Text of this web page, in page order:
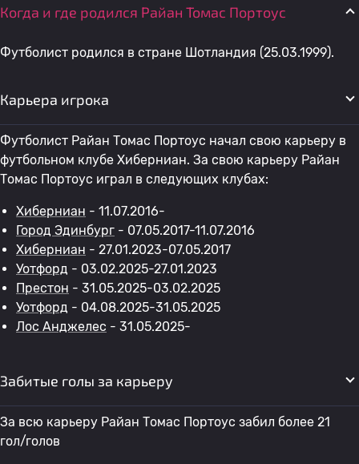
Когда и где родился Райан Томас Портоус
Футболист родился в стране Шотландия (25.03.1999).
Карьера игрока
Футболист Райан Томас Портоус начал свою карьеру в
футбольном клубе Хиберниан. За свою карьеру Райан
Томас Портоус играл в следующих клубах:
Хиберниан - 11.07.2016-
Город Эдинбург - 07.05.2017-11.07.2016
Хиберниан - 27.01.2023-07.05.2017
Уотфорд - 03.02.2025-27.01.2023
Престон - 31.05.2025-03.02.2025
Уотфорд - 04.08.2025-31.05.2025
Лос Анджелес - 31.05.2025-
Забитые голы за карьеру
За всю карьеру Райан Томас Портоус забил более 21
гол/голов